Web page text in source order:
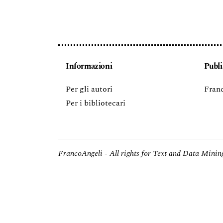
Informazioni
Per gli autori
Per i bibliotecari
FrancoAngeli - All rights for Text and Data